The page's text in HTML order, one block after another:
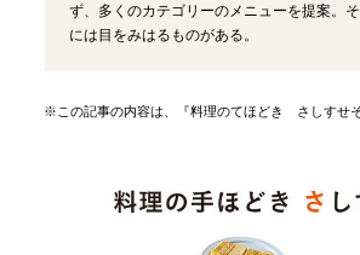
ず、多くのカテゴリーのメニューを提案。
には目をみはるものがある。
※この記事の内容は、『料理のてほどき さしすせ